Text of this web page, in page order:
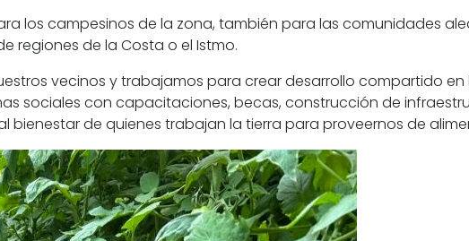
los campesinos de la zona, también para las comunidades
regiones de la Costa o el Istmo.
vecinos y trabajamos para crear desarrollo compartido
sociales con capacitaciones, becas, construcción de
bienestar de quienes trabajan la tierra para proveernos de